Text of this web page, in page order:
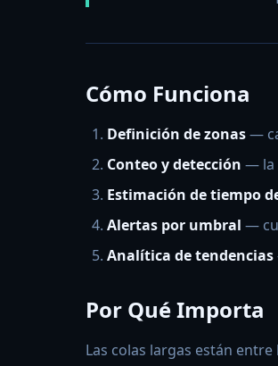
Cómo Funciona
Definición de zonas—
Conteo y detección — la
Estimación de tiempo
Alertas por umbral —
Analítica de tendencias
Por Qué Importa
Las colas largas están